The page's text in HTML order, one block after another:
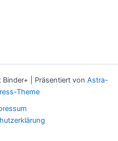
| Präsentiert von Astra-
Theme